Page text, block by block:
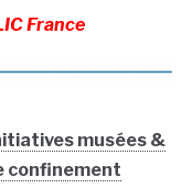
France
musées &
confinement